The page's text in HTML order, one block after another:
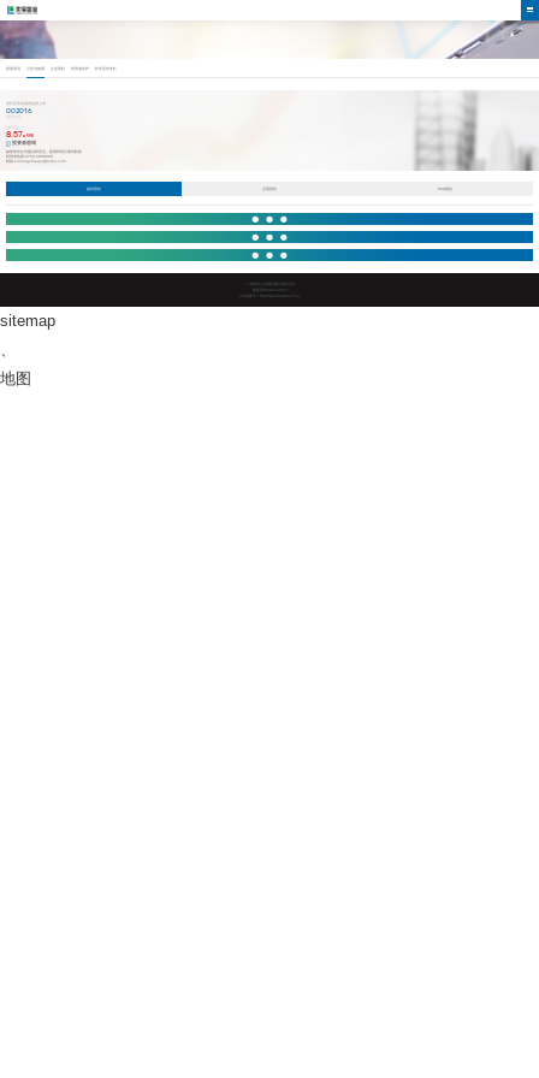
股票资讯 公告与披露 企业章程 投资者保护 防非宣传专栏
深圳证券交易所挂牌上市
002016
8.57
RMB
投资者咨询
如果您有任何建议和意见，烦请和我们取得联络
投资者热线:0756-5888899
邮箱:shirongzhaoye@sohu.com
临时报告 定期报告 ESG报告
广东凯发·k8国际股份有限公司
版权所有2019-2023
ICP备案号：粤ICP备10038642号-4
sitemap
、
地图